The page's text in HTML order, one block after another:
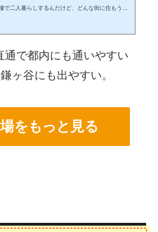
で二人暮らしするんだけど、どんな街に住もうか
通勤時間に大きく影響するからです。自分に合わ
で都内にも通いやすい
ヶ谷にも出やすい。
をもっと見る